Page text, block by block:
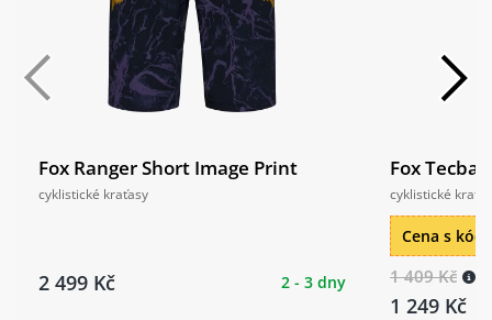
Fox Ranger Short Image Print
cyklistické kraťasy
2 499 Kč 2 - 3 dny
Fox
cyklistické
Cena s
1 409 Kč
1 249 Kč